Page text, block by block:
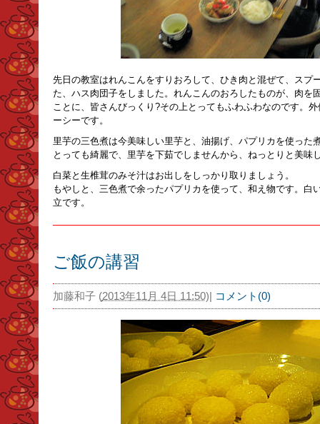
先日の教室はれんこんをすりおろして、ひき肉と混ぜて、スプ
た、ハス肉団子をしました。れんこんのおろしたものが、肉を
ことに、皆さんびっくり?その上とってもふわふわなのです。
ーシーです。
里芋の三色煮は今美味しい里芋と、油揚げ、パプリカを使った
とっても綺麗で、里芋を下茹でしませんから、ねっとりと美味
白菜と生椎茸のみそ汁はお出しをしっかり取りましょう。
もやしと、三色煮で余ったパプリカを使って、和え物です。白
立です。
ご飯の講習
加藤和子(2013年11月 4日 11:50)| コメント(0)